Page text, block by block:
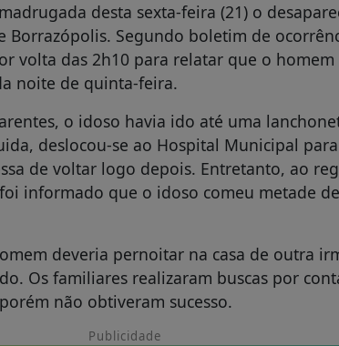
desta sexta-feira (21) o
Borrazópolis. Segundo boletim de
volta das 2h10 para relatar que o
noite de quinta-feira.
o idoso havia ido até uma
deslocou-se ao Hospital Municipal
de voltar logo depois. Entretanto, ao
informado que o idoso comeu metade
deveria pernoitar na casa de outra
Os familiares realizaram buscas por
não obtiveram sucesso.
Publicidade